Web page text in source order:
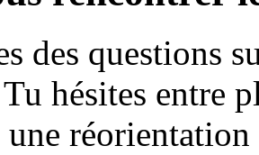
des questions
hésites entre
une réorientation